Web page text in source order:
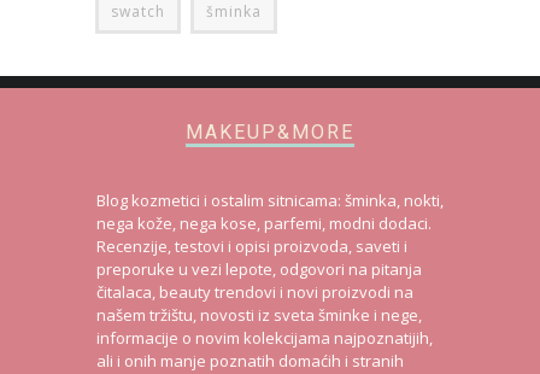
swatch šminka
MAKEUP&MORE
Blog kozmetici i ostalim sitnicama: šminka, nokti,
nega kože, nega kose, parfemi, modni dodaci.
Recenzije, testovi i opisi proizvoda, saveti i
preporuke u vezi lepote, odgovori na pitanja
čitalaca, beauty trendovi i novi proizvodi na
našem tržištu, novosti iz sveta šminke i nege,
informacije o novim kolekcijama najpoznatijih,
ali i onih manje poznatih domaćih i stranih